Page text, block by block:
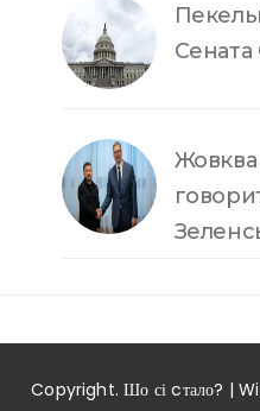
Жовква
Copyright. Шо сі cтало? |